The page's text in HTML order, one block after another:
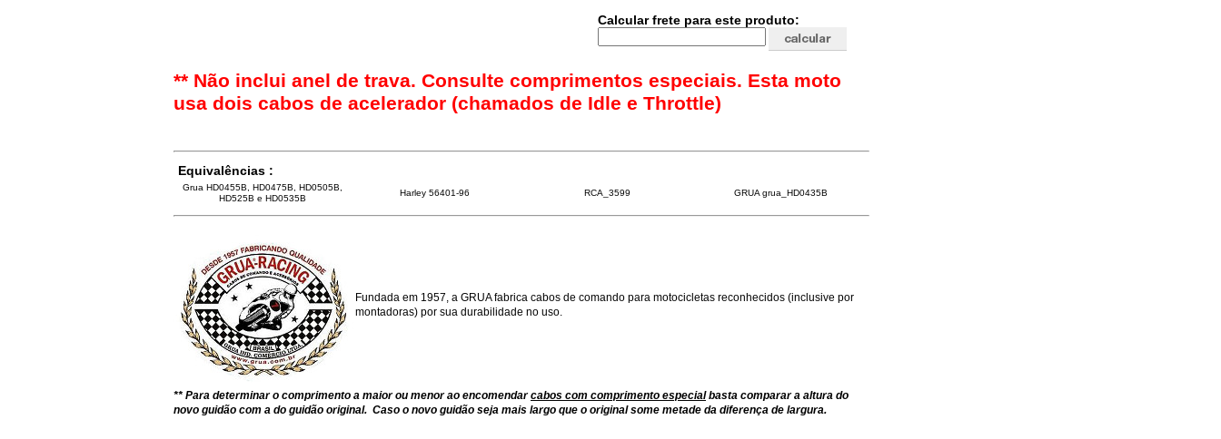
Calcular frete para este produto:
** Não inclui anel de trava. Consulte comprimentos especiais. Esta moto
usa dois cabos de acelerador (chamados de Idle e Throttle)
Equivalências :
Grua HD0455B, HD0475B, HD0505B,
HD525B e HD0535B
Harley 56401-96 RCA_3599 GRUA grua_HD0435B
Fundada em 1957, a GRUA fabrica cabos de comando para motocicletas reconhecidos (inclusive por
montadoras) por sua durabilidade no uso.
** Para determinar o comprimento a maior ou menor ao encomendarcabos com comprimento especialbasta comparar a altura do
novo guidão com a do guidão original. Caso o novo guidão seja mais largo que o original some metade da diferença de largura.